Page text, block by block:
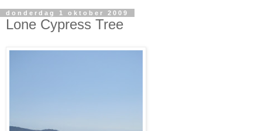
donderdag 1 oktober 2009
Lone Cypress Tree